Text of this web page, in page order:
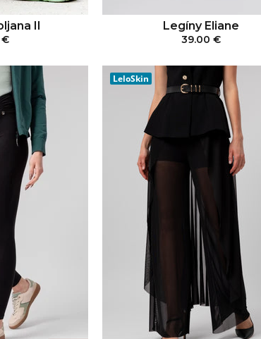
II
€
KOŠÍKA
Legíny Eliane
39.00 €
PRIDAŤ DO KOŠÍKA
LeloSkin